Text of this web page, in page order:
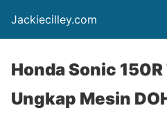
Jackiecilley.com
Honda Sonic
Ungkap Mesin